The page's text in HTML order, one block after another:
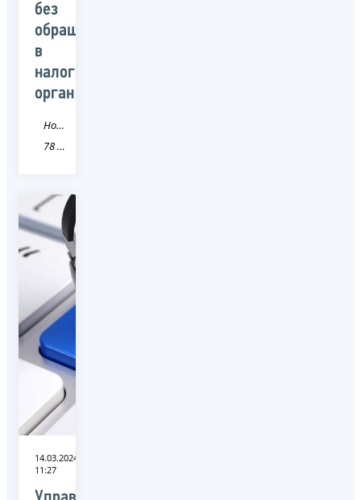
без
обращения
в
налоговый
орган
Новость
78 Санкт-Петербург
14.03.2024
11:27